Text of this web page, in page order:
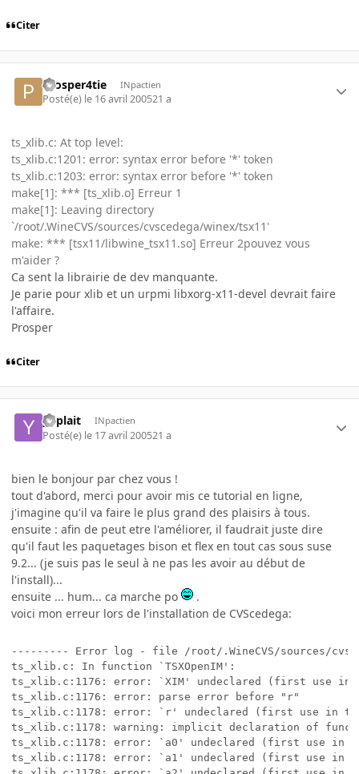
Citer
Prosper4tie INpactien
Posté(e) le 16 avril 200521 a
ts_xlib.c: At top level:
ts_xlib.c:1201: error: syntax error before '*' token
ts_xlib.c:1203: error: syntax error before '*' token
make[1]: *** [ts_xlib.o] Erreur 1
make[1]: Leaving directory
`/root/.WineCVS/sources/cvscedega/winex/tsx11'
make: *** [tsx11/libwine_tsx11.so] Erreur 2pouvez vous
m'aider ?
Ca sent la librairie de dev manquante.
Je parie pour xlib et un urpmi libxorg-x11-devel devrait faire
l'affaire.
Prosper
Citer
yoplait INpactien
Posté(e) le 17 avril 200521 a
bien le bonjour par chez vous !
tout d'abord, merci pour avoir mis ce tutorial en ligne,
j'imagine qu'il va faire le plus grand des plaisirs à tous.
ensuite : afin de peut etre l'améliorer, il faudrait juste dire
qu'il faut les paquetages bison et flex en tout cas sous suse
9.2... (je suis pas le seul à ne pas les avoir au début de
l'install)...
ensuite ... hum... ca marche po
.
voici mon erreur lors de l'installation de CVScedega:
--------- Error log - file /root/.WineCVS/sources/
ts_xlib.c: In function `TSXOpenIM':
ts_xlib.c:1176: error: `XIM' undeclared (first use in
ts_xlib.c:1176: error: parse error before "r"
ts_xlib.c:1178: error: `r' undeclared (first use in
ts_xlib.c:1178: warning: implicit declaration of
ts_xlib.c:1178: error: `a0' undeclared (first use in
ts_xlib.c:1178: error: `a1' undeclared (first use in